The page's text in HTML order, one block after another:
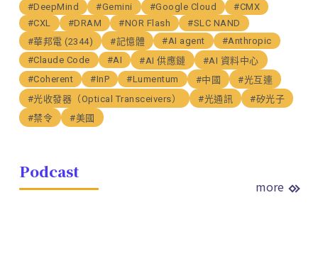
#DeepMind
#Gemini #Google Cloud
#CMX
#CXL
#DRAM #NOR Flash
#SLC NAND
#華邦電 (2344)
#記憶體 #AI agent
#Anthropic
#Claude Code
#AI #AI 供應鏈
#AI 資料中心
#Coherent
#InP #Lumentum #中國
#光互連
#光收發器（Optical Transceivers）
#光通訊
#矽光子
#禁令
#美國
Podcast
more